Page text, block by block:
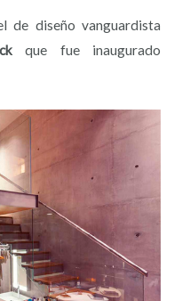
de diseño vanguardista
que fue inaugurado